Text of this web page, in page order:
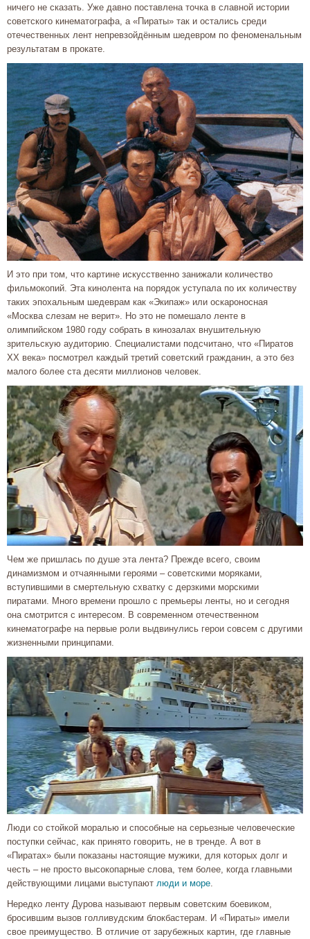
ничего не сказать. Уже давно поставлена точка в славной истории
советского кинематографа, а «Пираты» так и остались среди
отечественных лент непревзойдённым шедевром по феноменальным
результатам в прокате.
И это при том, что картине искусственно занижали количество
фильмокопий. Эта кинолента на порядок уступала по их количеству
таких эпохальным шедеврам как «Экипаж» или оскароносная
«Москва слезам не верит». Но это не помешало ленте в
олимпийском 1980 году собрать в кинозалах внушительную
зрительскую аудиторию. Специалистами подсчитано, что «Пиратов
ХХ века» посмотрел каждый третий советский гражданин, а это без
малого более ста десяти миллионов человек.
Чем же пришлась по душе эта лента? Прежде всего, своим
динамизмом и отчаянными героями – советскими моряками,
вступившими в смертельную схватку с дерзкими морскими
пиратами. Много времени прошло с премьеры ленты, но и сегодня
она смотрится с интересом. В современном отечественном
кинематографе на первые роли выдвинулись герои совсем с другими
жизненными принципами.
Люди со стойкой моралью и способные на серьезные человеческие
поступки сейчас, как принято говорить, не в тренде. А вот в
«Пиратах» были показаны настоящие мужики, для которых долг и
честь – не просто высокопарные слова, тем более, когда главными
действующими лицами выступают люди и море
Нередко ленту Дурова называют первым советским боевиком,
бросившим вызов голливудским блокбастерам. И «Пираты» имели
свое преимущество. В отличие от зарубежных картин, где главные